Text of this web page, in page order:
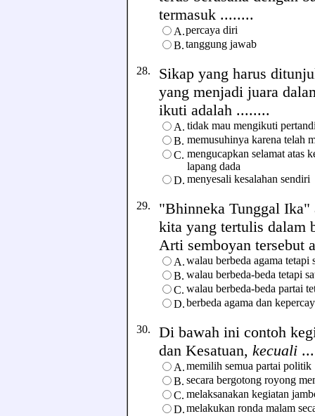
termasuk ........
A.percaya diri
B.tanggung jawab
28. Sikap yang harus
yang menjadi juara
ikuti adalah ........
A. tidak mau mengikuti
B. memusuhinya karena telah
C. mengucapkan selamat atas
lapang dada
D. menyesali kesalahan sendiri
29. "Bhinneka Tunggal Ika"
kita yang tertulis dalam
Arti semboyan tersebut
A.walau berbeda agama tetapi
B. walau berbeda-beda tetapi
C. walau berbeda-beda partai
D.berbeda agama dan
30. Di bawah ini contoh
dan Kesatuan, kecuali
A.memilih semua partai politik
B. secara bergotong royong
C. melaksanakan kegiatan
D.melakukan ronda malam